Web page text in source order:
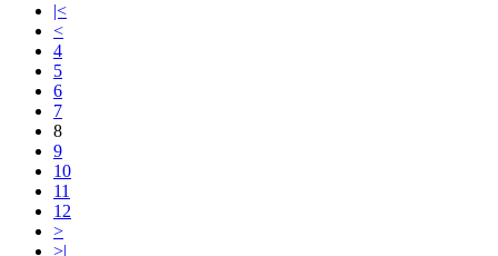
|<
<
4
5
6
7
8
9
10
11
12
>
>|